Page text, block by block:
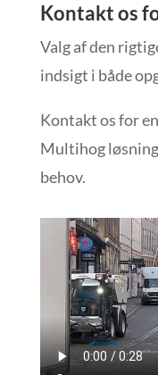
Kontakt os
Valg af den
indsigt i både
Kontakt os for
Multihog
behov.